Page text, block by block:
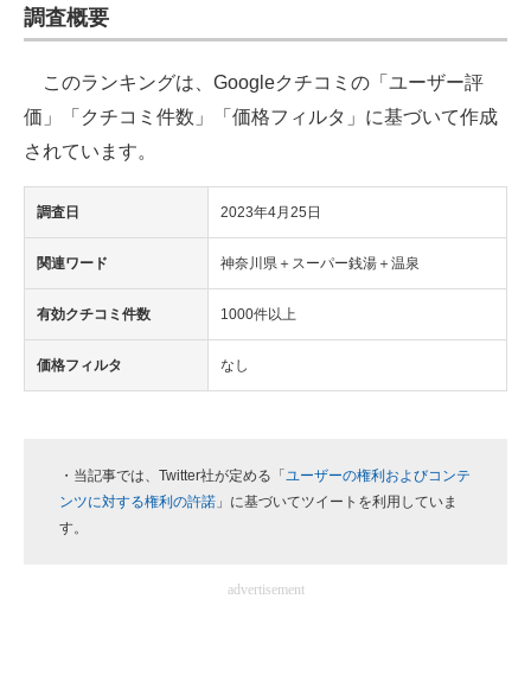
経営リーダーのコミュニティ
ITエンジニア向け専門サイト
企業向けIT製品の総合サイト
IT製品の技術・比較・事例
製造業のIT導入・活用を支援
モノづくり技術者専門サイト
エレクトロニクス専門サイト
エネルギーの専門メディア
建設×テクノロジーの最前線
調査概要
このランキングは、Googleクチコミの「ユーザー評
価」「クチコミ件数」「価格フィルタ」に基づいて作成
されています。
調査日 2023年4月25日
関連ワード 神奈川県＋スーパー銭湯＋温泉
有効クチコミ件数 1000件以上
価格フィルタ なし
・当記事では、Twitter社が定める「 ユーザーの権利およびコンテ
ンツに対する権利の許諾 」に基づいてツイートを利用していま
す。
advertisement